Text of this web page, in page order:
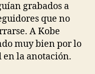
grabados a
que no
A Kobe
muy bien por lo
en la anotación.